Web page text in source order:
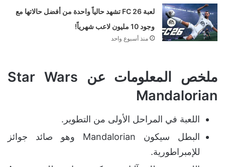
لعبة FC 26 تشهد حالياً واحدة من أفضل حالاتها مع
وجود 10 مليون لاعب شهرياً!
منذ أسبوع واحد
ملخص المعلومات عن Star Wars
Mandalorian
اللعبة في المراحل الأولى من التطوير.
البطل سيكون Mandalorian وهو صائد جوائز
للإمبراطورية.